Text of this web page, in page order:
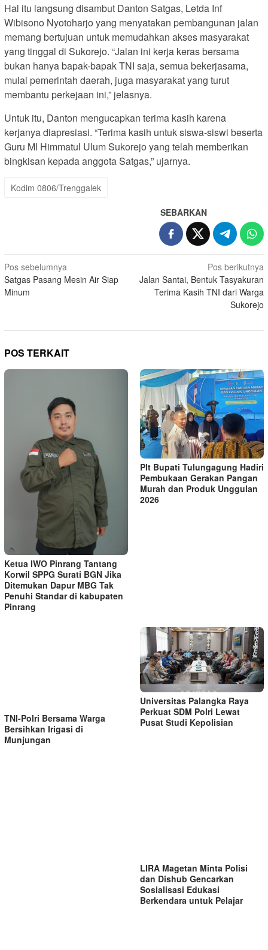
Hal itu langsung disambut Danton Satgas, Letda Inf
Wibisono Nyotoharjo yang menyatakan pembangunan jalan
memang bertujuan untuk memudahkan akses masyarakat
yang tinggal di Sukorejo. “Jalan ini kerja keras bersama
bukan hanya bapak-bapak TNI saja, semua bekerjasama,
mulai pemerintah daerah, juga masyarakat yang turut
membantu perkejaan ini,” jelasnya.
Untuk itu, Danton mengucapkan terima kasih karena
kerjanya diapresiasi. “Terima kasih untuk siswa-siswi beserta
Guru MI Himmatul Ulum Sukorejo yang telah memberikan
bingkisan kepada anggota Satgas,” ujarnya.
Kodim 0806/Trenggalek
SEBARKAN
Navigasi
pos
Pos sebelumnya
Satgas Pasang Mesin Air Siap
Minum
Pos berikutnya
Jalan Santai, Bentuk Tasyakuran
Terima Kasih TNI dari Warga
Sukorejo
POS TERKAIT
Ketua IWO Pinrang Tantang
Korwil SPPG Surati BGN Jika
Ditemukan Dapur MBG Tak
Penuhi Standar di kabupaten
Pinrang
Plt Bupati Tulungagung Hadiri
Pembukaan Gerakan Pangan
Murah dan Produk Unggulan
2026
TNI-Polri Bersama Warga
Bersihkan Irigasi di
Munjungan
Universitas Palangka Raya
Perkuat SDM Polri Lewat
Pusat Studi Kepolisian
LIRA Magetan Minta Polisi
dan Dishub Gencarkan
Sosialisasi Edukasi
Berkendara untuk Pelajar